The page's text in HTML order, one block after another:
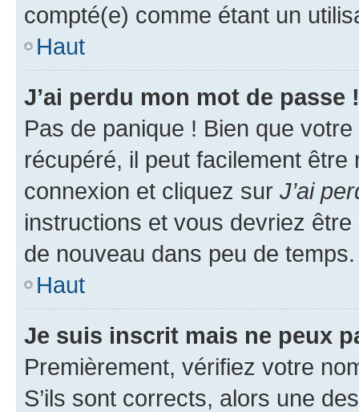
compté(e) comme étant un
Haut
J’ai perdu mon mot de passe !
Pas de panique ! Bien que
récupéré, il peut facilement
connexion et cliquez sur J’ai
instructions et vous devriez
de nouveau dans peu de temps.
Haut
Je suis inscrit mais ne peux
Premièrement, vérifiez votre
S’ils sont corrects, alors une